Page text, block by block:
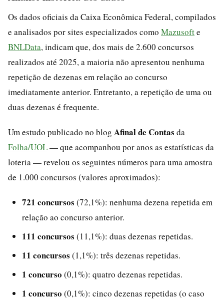
Os dados oficiais da Caixa Econômica Federal, compilados
e analisados por sites especializados como Mazusofte
BNLData, indicam que, dos mais de 2.600 concursos
realizados até 2025, a maioria não apresentou nenhuma
repetição de dezenas em relação ao concurso
imediatamente anterior. Entretanto, a repetição de uma ou
duas dezenas é frequente.
Um estudo publicado no blog Afinal de Contas da
Folha/UOL— que acompanhou por anos as estatísticas da
loteria — revelou os seguintes números para uma amostra
de 1.000 concursos (valores aproximados):
721 concursos (72,1%): nenhuma dezena repetida em
relação ao concurso anterior.
111 concursos (11,1%): duas dezenas repetidas.
11 concursos (1,1%): três dezenas repetidas.
1 concurso (0,1%): quatro dezenas repetidas.
1 concurso (0,1%): cinco dezenas repetidas (o caso